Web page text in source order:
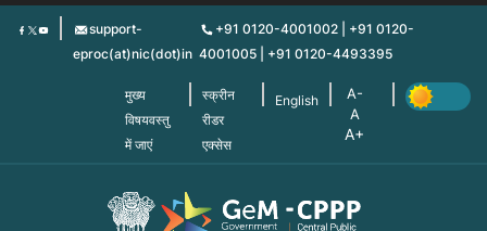
Skip
support-
eproc(at)nic(dot)in
+91 0120-4001002 | +91 0120-
4001005 | +91 0120-4493395
मुख्य
विषयवस्तु
में जाएं
स्क्रीन
रीडर
एक्सेस
English